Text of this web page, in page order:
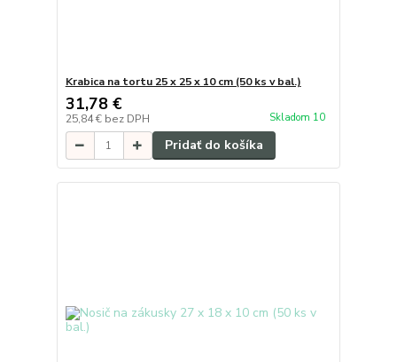
Krabica na tortu 25 x 25 x 10 cm (50 ks v bal.)
31,78 €
25,84 € bez DPH Skladom 10
Pridať do košíka